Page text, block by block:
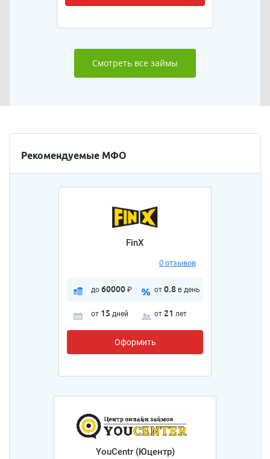
Смотреть все займы
Рекомендуемые МФО
FinX
0 отзывов
до 60000 ₽ от 0.8 в день
от 15 дней от 21 лет
Оформить
YouCentr (Юцентр)